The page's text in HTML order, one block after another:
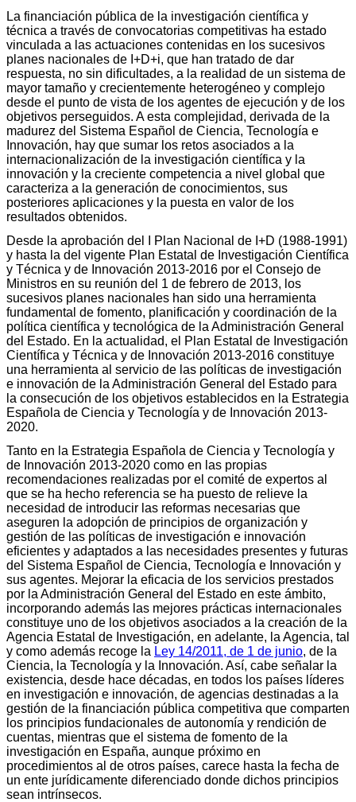
La financiación pública de la investigación científica y
técnica a través de convocatorias competitivas ha estado
vinculada a las actuaciones contenidas en los sucesivos
planes nacionales de I+D+i, que han tratado de dar
respuesta, no sin dificultades, a la realidad de un sistema de
mayor tamaño y crecientemente heterogéneo y complejo
desde el punto de vista de los agentes de ejecución y de los
objetivos perseguidos. A esta complejidad, derivada de la
madurez del Sistema Español de Ciencia, Tecnología e
Innovación, hay que sumar los retos asociados a la
internacionalización de la investigación científica y la
innovación y la creciente competencia a nivel global que
caracteriza a la generación de conocimientos, sus
posteriores aplicaciones y la puesta en valor de los
resultados obtenidos.
Desde la aprobación del I Plan Nacional de I+D (1988-1991)
y hasta la del vigente Plan Estatal de Investigación Científica
y Técnica y de Innovación 2013-2016 por el Consejo de
Ministros en su reunión del 1 de febrero de 2013, los
sucesivos planes nacionales han sido una herramienta
fundamental de fomento, planificación y coordinación de la
política científica y tecnológica de la Administración General
del Estado. En la actualidad, el Plan Estatal de Investigación
Científica y Técnica y de Innovación 2013-2016 constituye
una herramienta al servicio de las políticas de investigación
e innovación de la Administración General del Estado para
la consecución de los objetivos establecidos en la Estrategia
Española de Ciencia y Tecnología y de Innovación 2013-
2020.
Tanto en la Estrategia Española de Ciencia y Tecnología y
de Innovación 2013-2020 como en las propias
recomendaciones realizadas por el comité de expertos al
que se ha hecho referencia se ha puesto de relieve la
necesidad de introducir las reformas necesarias que
aseguren la adopción de principios de organización y
gestión de las políticas de investigación e innovación
eficientes y adaptados a las necesidades presentes y futuras
del Sistema Español de Ciencia, Tecnología e Innovación y
sus agentes. Mejorar la eficacia de los servicios prestados
por la Administración General del Estado en este ámbito,
incorporando además las mejores prácticas internacionales
constituye uno de los objetivos asociados a la creación de la
Agencia Estatal de Investigación, en adelante, la Agencia, tal
y como además recoge la Ley 14/2011, de 1 de junio, de la
Ciencia, la Tecnología y la Innovación. Así, cabe señalar la
existencia, desde hace décadas, en todos los países líderes
en investigación e innovación, de agencias destinadas a la
gestión de la financiación pública competitiva que comparten
los principios fundacionales de autonomía y rendición de
cuentas, mientras que el sistema de fomento de la
investigación en España, aunque próximo en
procedimientos al de otros países, carece hasta la fecha de
un ente jurídicamente diferenciado donde dichos principios
sean intrínsecos.